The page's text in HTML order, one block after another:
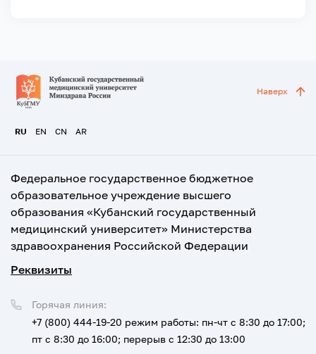
RU EN CN AR
Наверх
Федеральное государственное бюджетное
образовательное учреждение высшего
образования «Кубанский государственный
медицинский университет» Министерства
здравоохранения Российской Федерации
Реквизиты
Горячая линия:
+7 (800) 444-19-20 режим работы: пн-чт с 8:30 до 17:00;
пт с 8:30 до 16:00; перерыв с 12:30 до 13:00